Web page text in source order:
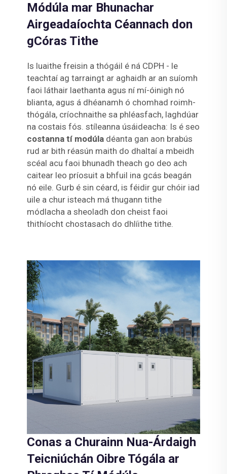
Módúla mar Bhunachar
Airgeadaíochta Céannach don
gCóras Tithe
Is luaithe freisin a thógáil é ná CDPH - le
teachtaí ag tarraingt ar aghaidh ar an suíomh
faoi láthair laethanta agus ní mí-óinigh nó
blianta, agus á dhéanamh ó chomhad roimh-
thógála, críochnaithe sa phléasfach, laghdúar
na costais fós. stíleanna úsáideacha: Is é seo
costanna tí modúla déanta gan aon brabús
rud ar bith réasún maith do dhaltaí a mbeidh
scéal acu faoi bhunadh theach go deo ach
caitear leo príosuit a bhfuil ina gcás beagán
nó eile. Gurb é sin céard, is féidir gur chóir iad
uile a chur isteach má thugann tithe
módlacha a sheoladh don cheist faoi
thithíocht chostasach do dhlíithe tithe.
Conas a Churainn Nua-Árdaigh
Teicniúchán Oibre Tógála ar